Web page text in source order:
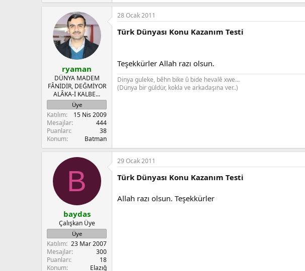
a
c
i
:
ryaman
DÜNYA MADEM
FÂNİDİR, DEĞMİYOR
ALÂKA-İ KALBE...
Üye
Katılım
15 Nis 2009
Mesajlar
444
Puanları
38
Konum
Batman
28 Ocak 2011
Türk Dünyası Konu Kazanım Testi
Teşekkürler Allah razı olsun.
Dinya guleke, bêhn bike û bide hevalê xwe…
(Dünya bir güldür, kokla ve arkadaşına ver..)
B
baydas
Çalışkan Üye
Üye
Katılım 23 Mar 2007
Mesajlar
300
Puanları
18
Konum
Elazığ
29 Ocak 2011
Türk Dünyası Konu Kazanım Testi
Allah razı olsun. Teşekkürler